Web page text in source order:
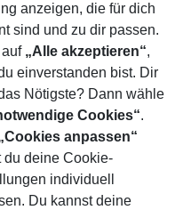
gelegenes Hotel,
kostenlos verfügbar. Zum
ca. 327 km). Ein
erreichen Sie ebenfalls
ein Kino und ein Theater
aus erreichbar: Xoximilco (ca.
Urlaub sorgen neben einem
im Notfall befindet sich ein
liegt in etwa 160 km
anzeigen, die für dich
sind und zu dir passen.
„Alle akzeptieren“,
einverstanden bist. Dir
Nötigste? Dann wähle
Cookies“.
anpassen“
du deine Cookie-
individuell
Du kannst deine